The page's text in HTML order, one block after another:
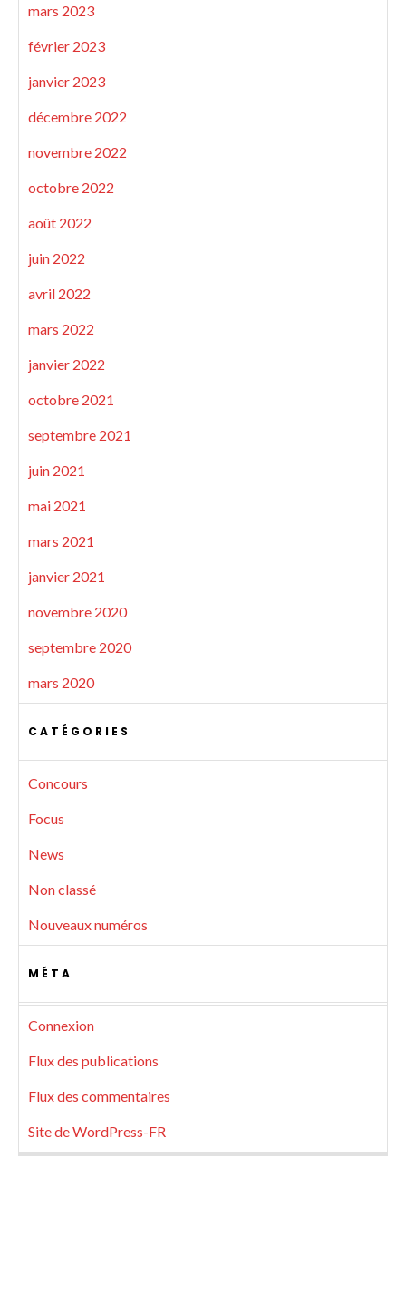
mars 2023
février 2023
janvier 2023
décembre 2022
novembre 2022
octobre 2022
août 2022
juin 2022
avril 2022
mars 2022
janvier 2022
octobre 2021
septembre 2021
juin 2021
mai 2021
mars 2021
janvier 2021
novembre 2020
septembre 2020
mars 2020
CATÉGORIES
Concours
Focus
News
Non classé
Nouveaux numéros
MÉTA
Connexion
Flux des publications
Flux des commentaires
Site de WordPress-FR